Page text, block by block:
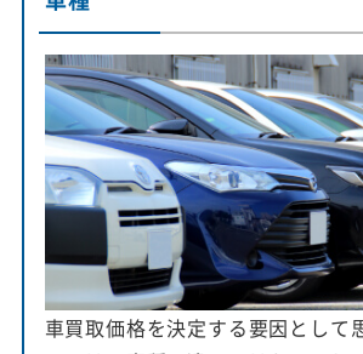
車買取価格を決定する要因として